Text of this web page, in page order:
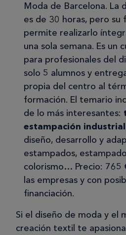
Moda de Barcelona. La
es de 30 horas, pero
permite realizarlo
una sola semana. Es un
para profesionales del
solo 5 alumnos y
propia del centro al
formación. El temario
de lo más interesantes:
estampación
diseño, desarrollo y
estampados,
colorismo… Precio: 765
las empresas y con
financiación.
Si el diseño de moda y el
creación textil te